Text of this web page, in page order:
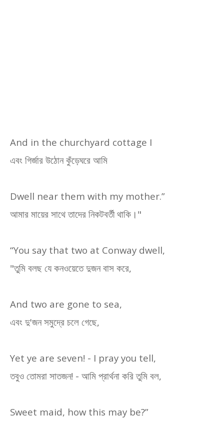
And in the churchyard cottage I
এবং গির্জার উঠোন কুঁড়েঘরে আমি
Dwell near them with my mother.”
আমার মায়ের সাথে তাদের নিকটবর্তী থাকি।"
“You say that two at Conway dwell,
"তুমি বলছ যে কনওয়েতে দুজন বাস করে,
And two are gone to sea,
এবং দু'জন সমুদ্রে চলে গেছে,
Yet ye are seven! - I pray you tell,
তবুও তোমরা সাতজন! - আমি প্রার্থনা করি তুমি বল,
Sweet maid, how this may be?”